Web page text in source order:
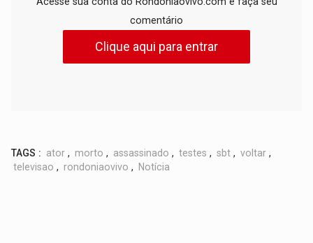
comentário
Clique aqui para entrar
TAGS : ator , morto , assassinado , testes , sbt , voltar ,
televisao , rondoniaovivo , Notícia